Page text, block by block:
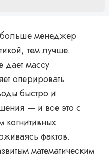
менеджер
тем лучше.
дает массу
оперировать
быстро и
— и все это с
фактов.
математическим